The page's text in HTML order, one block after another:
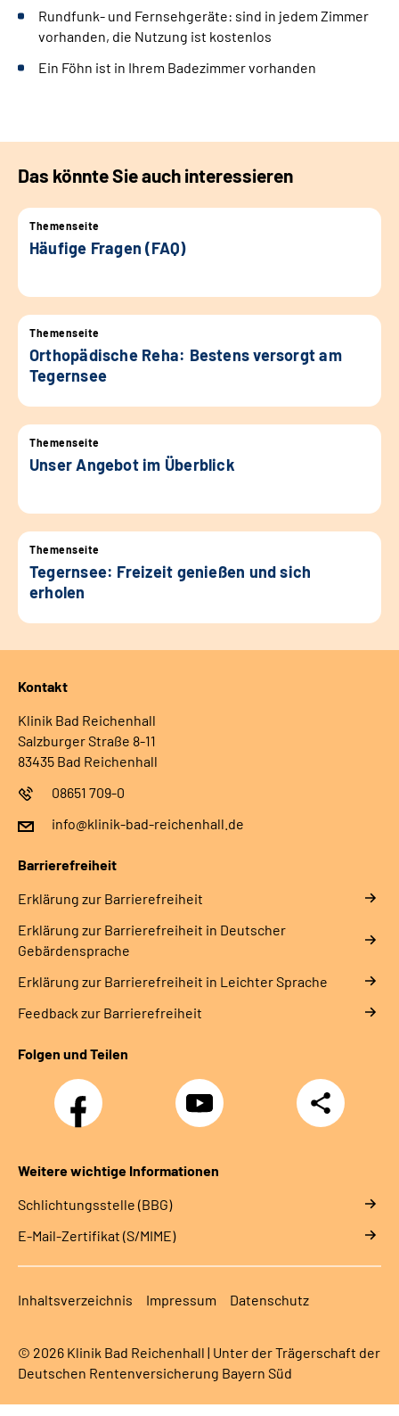
Rundfunk- und Fernsehgeräte: sind in jedem Zimmer
vorhanden, die Nutzung ist kostenlos
Ein Föhn ist in Ihrem Badezimmer vorhanden
Das könnte Sie auch interessieren
Themenseite
Häufige Fragen (FAQ)
Themenseite
Orthopädische Reha: Bestens versorgt am
Tegernsee
Themenseite
Unser Angebot im Überblick
Themenseite
Tegernsee: Freizeit genießen und sich
erholen
Kontakt
Klinik Bad Reichenhall
Salzburger Straße 8-11
83435 Bad Reichenhall
08651 709-0
info@klinik-bad-reichenhall.de
Barrierefreiheit
Erklärung zur Barrierefreiheit
Erklärung zur Barrierefreiheit in Deutscher
Gebärdensprache
Erklärung zur Barrierefreiheit in Leichter Sprache
Feedback zur Barrierefreiheit
Folgen und Teilen
Facebook YouTube
Teilen
Weitere wichtige Informationen
Schlichtungsstelle (BBG)
E-Mail-Zertifikat (S/MIME)
Inhaltsverzeichnis Impressum Datenschutz
© 2026 Klinik Bad Reichenhall | Unter der Trägerschaft der
Deutschen Rentenversicherung Bayern Süd